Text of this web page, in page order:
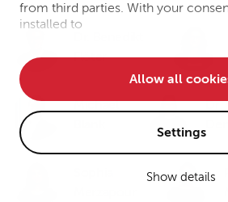
from third parties. With your
installed to
• improve the functionality of the
• Track your online behavior for
purposes.
Allow all
Settings
Show details
Flöter